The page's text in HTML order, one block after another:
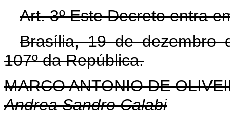
Art. 3º Este Decreto entra
Brasília, 19 de dezembro
107º da República.
MARCO ANTONIO DE
Andrea Sandro Calabi